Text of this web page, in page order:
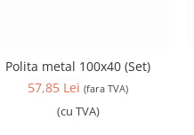
Polita metal 100x40 (Set)
57,85 Lei (fara TVA)
(cu TVA)